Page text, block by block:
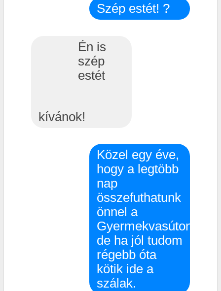
Szép estét! ?
Én is
szép
estét
kívánok!
Közel egy éve,
hogy a legtöbb
nap
összefuthatunk
önnel a
Gyermekvasúton,
de ha jól tudom
régebb óta
kötik ide a
szálak.